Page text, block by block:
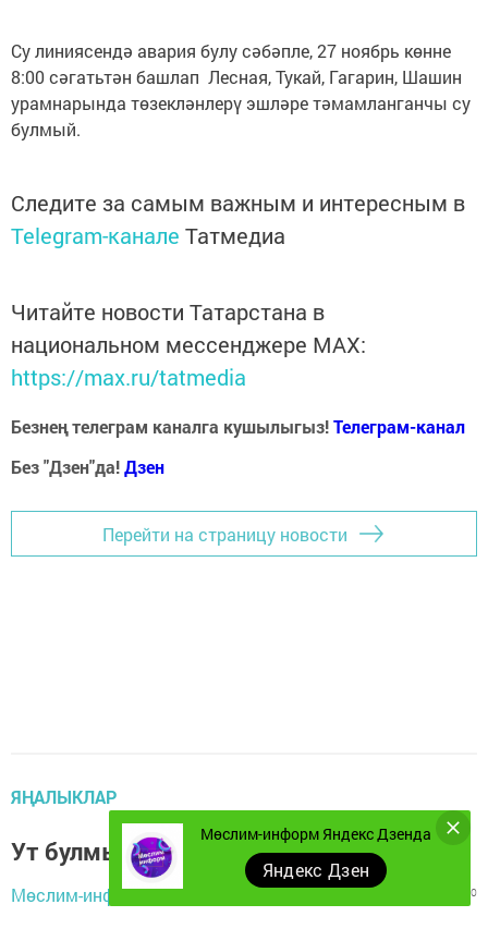
Су линиясендә авария булу сәбәпле, 27 ноябрь көнне
8:00 сәгатьтән башлап Лесная, Тукай, Гагарин, Шашин
урамнарында төзекләнлерү эшләре тәмамланганчы су
булмый.
Следите за самым важным и интересным в
Telegram-канале Татмедиа
Читайте новости Татарстана в
национальном мессенджере MАХ:
https://max.ru/tatmedia
Безнең телеграм каналга кушылыгыз!Телеграм-канал
Без "Дзен"да!Дзен
Перейти на страницу новости
ЯҢАЛЫКЛАР
Ут булмый
Мөслим-информ, 27 ноябрь 2023 - 08:00 0
Мөслим-информ Яндекс Дзенда
Яндекс Дзен